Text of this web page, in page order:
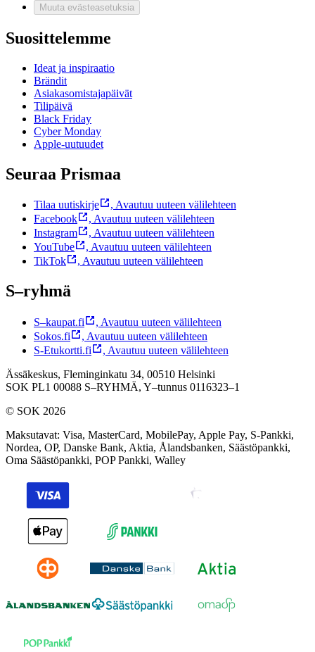
Muuta evästeasetuksia
Suosittelemme
Ideat ja inspiraatio
Brändit
Asiakasomistajapäivät
Tilipäivä
Black Friday
Cyber Monday
Apple-uutuudet
Seuraa Prismaa
Tilaa uutiskirje , Avautuu uuteen välilehteen
Facebook
, Avautuu uuteen välilehteen
Instagram
, Avautuu uuteen välilehteen
YouTube
, Avautuu uuteen välilehteen
TikTok
, Avautuu uuteen välilehteen
S–ryhmä
S–kaupat.fi , Avautuu uuteen välilehteen
Sokos.fi
, Avautuu uuteen välilehteen
S-Etukortti.fi
, Avautuu uuteen välilehteen
Ässäkeskus, Fleminginkatu 34, 00510 Helsinki
SOK PL1 00088 S–RYHMÄ, Y–tunnus 0116323–1
© SOK 2026
Maksutavat: Visa, MasterCard, MobilePay, Apple Pay, S-Pankki,
Nordea, OP, Danske Bank, Aktia, Ålandsbanken, Säästöpankki,
Oma Säästöpankki, POP Pankki, Walley